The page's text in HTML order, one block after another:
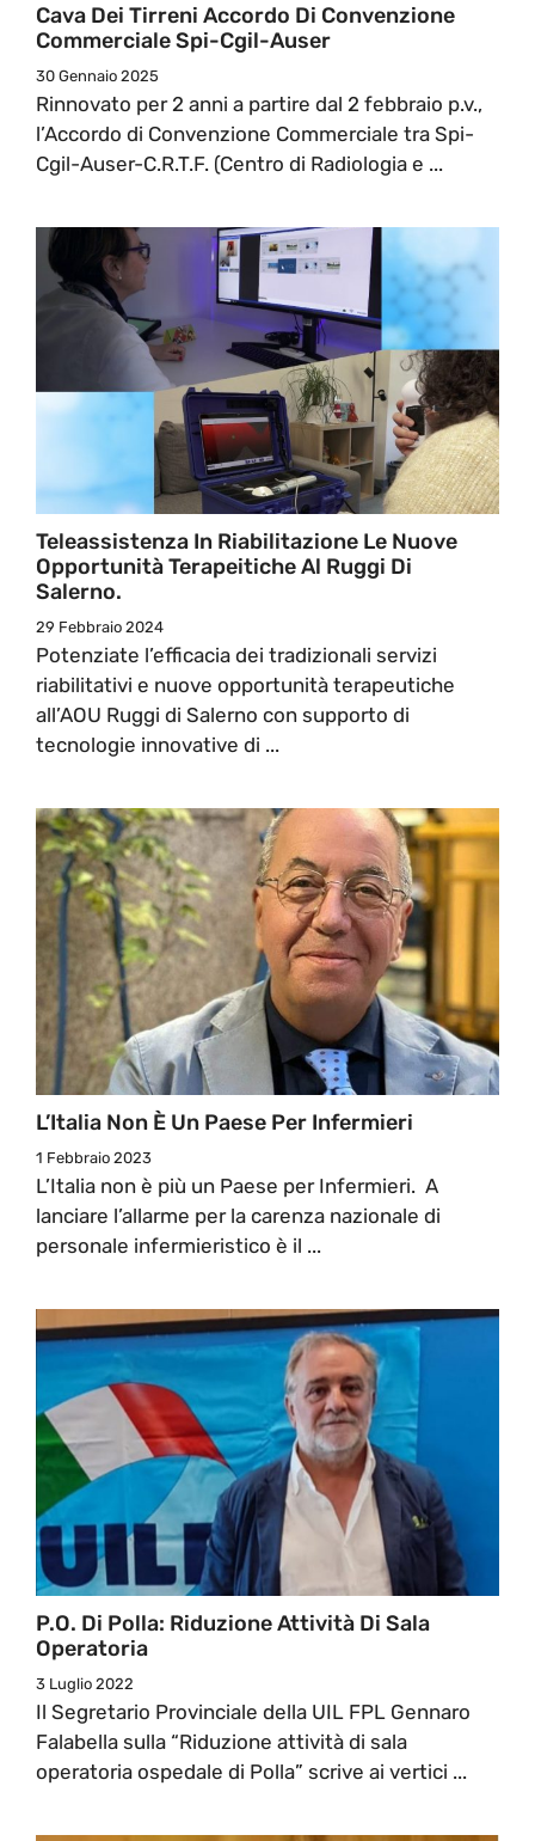
Cava Dei Tirreni Accordo Di Convenzione
Commerciale Spi-Cgil-Auser
30 Gennaio 2025
Rinnovato per 2 anni a partire dal 2 febbraio p.v.,
l’Accordo di Convenzione Commerciale tra Spi-
Cgil-Auser-C.R.T.F. (Centro di Radiologia e ...
Teleassistenza In Riabilitazione Le Nuove
Opportunità Terapeitiche Al Ruggi Di
Salerno.
29 Febbraio 2024
Potenziate l’efficacia dei tradizionali servizi
riabilitativi e nuove opportunità terapeutiche
all’AOU Ruggi di Salerno con supporto di
tecnologie innovative di ...
L’Italia Non È Un Paese Per Infermieri
1 Febbraio 2023
L’Italia non è più un Paese per Infermieri. A
lanciare l’allarme per la carenza nazionale di
personale infermieristico è il ...
P.O. Di Polla: Riduzione Attività Di Sala
Operatoria
3 Luglio 2022
Il Segretario Provinciale della UIL FPL Gennaro
Falabella sulla “Riduzione attività di sala
operatoria ospedale di Polla” scrive ai vertici ...